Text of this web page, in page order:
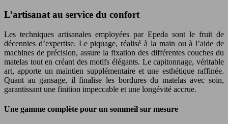
L’artisanat au service du confort
Les techniques artisanales employées par Epeda sont le fruit de
décennies d’expertise. Le piquage, réalisé à la main ou à l’aide de
machines de précision, assure la fixation des différentes couches du
matelas tout en créant des motifs élégants. Le capitonnage, véritable
art, apporte un maintien supplémentaire et une esthétique raffinée.
Quant au gansage, il finalise les bordures du matelas avec soin,
garantissant une finition impeccable et une longévité accrue.
Une gamme complète pour un sommeil sur mesure